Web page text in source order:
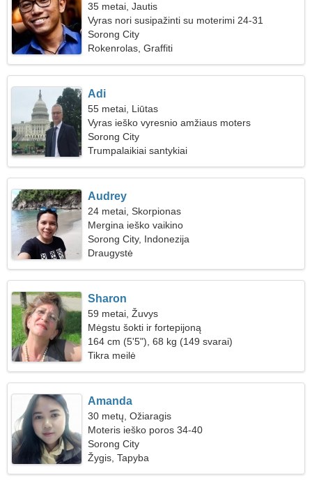
35 metai, Jautis
Vyras nori susipažinti su moterimi 24-31
Sorong City
Rokenrolas, Graffiti
Adi
55 metai, Liūtas
Vyras ieško vyresnio amžiaus moters
Sorong City
Trumpalaikiai santykiai
Audrey
24 metai, Skorpionas
Mergina ieško vaikino
Sorong City, Indonezija
Draugystė
Sharon
59 metai, Žuvys
Mėgstu šokti ir fortepijoną
164 cm (5'5"), 68 kg (149 svarai)
Tikra meilė
Amanda
30 metų, Ožiaragis
Moteris ieško poros 34-40
Sorong City
Žygis, Tapyba